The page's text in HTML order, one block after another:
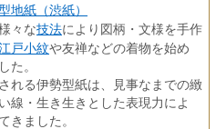
地紙（渋紙）
々な技法により図柄・文様を手作
戸小紋や友禅などの着物を始め
た。
れる伊勢型紙は、見事なまでの緻
線・生き生きとした表現力によ
きました。